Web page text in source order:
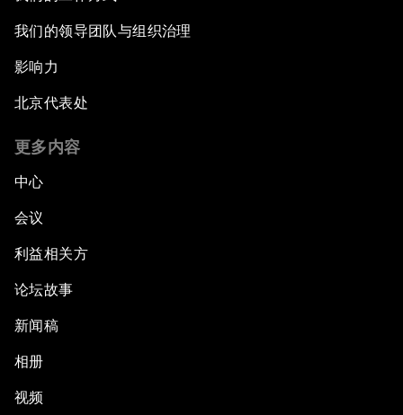
我们的领导团队与组织治理
影响力
北京代表处
更多内容
中心
会议
利益相关方
论坛故事
新闻稿
相册
视频